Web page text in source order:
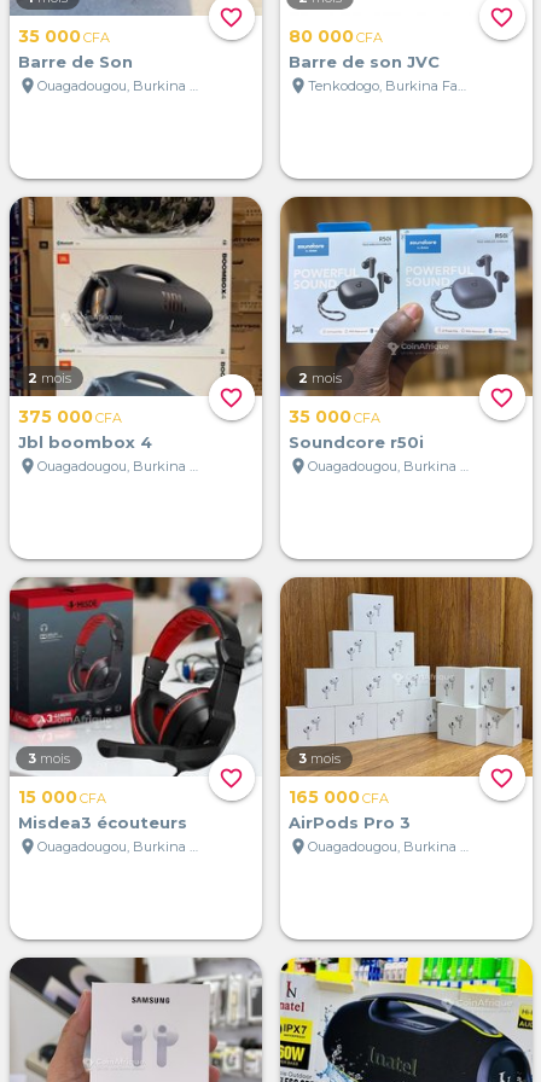
favorite_border
35 000CFA
Barre de Son
location_on
Ouagadougou, Burkina Faso
favorite_border
80 000CFA
Barre de son JVC
location_on
Tenkodogo, Burkina Faso
favorite_border
2 mois
375 000CFA
Jbl boombox 4
location_on
Ouagadougou, Burkina Faso
favorite_border
2 mois
35 000CFA
Soundcore r50i
location_on
Ouagadougou, Burkina Faso
favorite_border
3 mois
15 000CFA
Misdea3 écouteurs
location_on
Ouagadougou, Burkina Faso
favorite_border
3 mois
165 000CFA
AirPods Pro 3
location_on
Ouagadougou, Burkina Faso